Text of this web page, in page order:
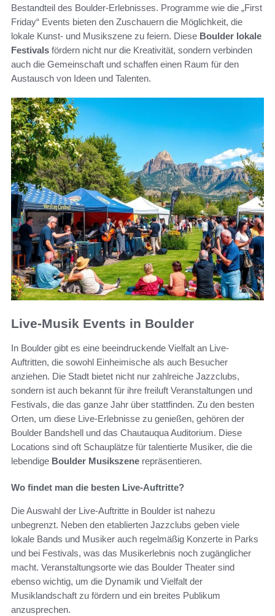
Bestandteil des Boulder-Erlebnisses. Programme wie die „First
Friday“ Events bieten den Zuschauern die Möglichkeit, die
lokale Kunst- und Musikszene zu feiern. Diese Boulder lokale
Festivals fördern nicht nur die Kreativität, sondern verbinden
auch die Gemeinschaft und schaffen einen Raum für den
Austausch von Ideen und Talenten.
Live-Musik Events in Boulder
In Boulder gibt es eine beeindruckende Vielfalt an Live-
Auftritten, die sowohl Einheimische als auch Besucher
anziehen. Die Stadt bietet nicht nur zahlreiche Jazzclubs,
sondern ist auch bekannt für ihre freiluft Veranstaltungen und
Festivals, die das ganze Jahr über stattfinden. Zu den besten
Orten, um diese Live-Erlebnisse zu genießen, gehören der
Boulder Bandshell und das Chautauqua Auditorium. Diese
Locations sind oft Schauplätze für talentierte Musiker, die die
lebendige Boulder Musikszene repräsentieren.
Wo findet man die besten Live-Auftritte?
Die Auswahl der Live-Auftritte in Boulder ist nahezu
unbegrenzt. Neben den etablierten Jazzclubs geben viele
lokale Bands und Musiker auch regelmäßig Konzerte in Parks
und bei Festivals, was das Musikerlebnis noch zugänglicher
macht. Veranstaltungsorte wie das Boulder Theater sind
ebenso wichtig, um die Dynamik und Vielfalt der
Musiklandschaft zu fördern und ein breites Publikum
anzusprechen.